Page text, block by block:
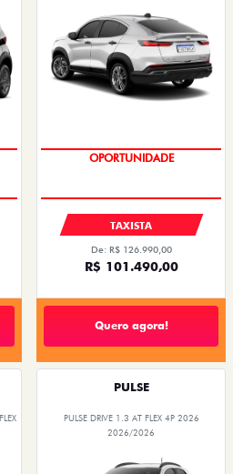
OPORTUNIDADE
TAXISTA
De: R$ 126.990,00
R$ 101.490,00
Quero agora!
PULSE
PULSE DRIVE 1.3 AT FLEX 4P 2026
2026/2026